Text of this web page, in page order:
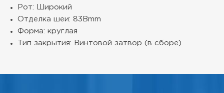
Рот: Широкий
Отделка шеи: 83Bmm
Форма: круглая
Тип закрытия: Винтовой затвор (в сборе)